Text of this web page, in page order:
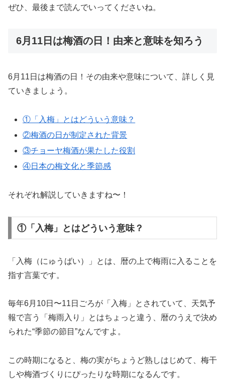
ぜひ、最後まで読んでいってくださいね。
6月11日は梅酒の日！由来と意味を知ろう
6月11日は梅酒の日！その由来や意味について、詳しく見
ていきましょう。
①「入梅」とはどういう意味？
②梅酒の日が制定された背景
③チョーヤ梅酒が果たした役割
④日本の梅文化と季節感
それぞれ解説していきますね〜！
①「入梅」とはどういう意味？
「入梅（にゅうばい）」とは、暦の上で梅雨に入ることを
指す言葉です。
毎年6月10日〜11日ごろが「入梅」とされていて、天気予
報で言う「梅雨入り」とはちょっと違う、暦のうえで決め
られた“季節の節目”なんですよ。
この時期になると、梅の実がちょうど熟しはじめて、梅干
しや梅酒づくりにぴったりな時期になるんです。